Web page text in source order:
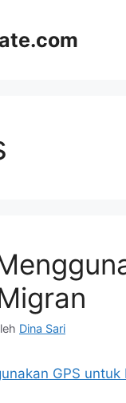
Dina Sari